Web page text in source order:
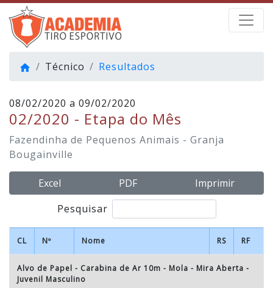
home Técnico Resultados
08/02/2020 a 09/02/2020
02/2020 - Etapa do Mês
Fazendinha de Pequenos Animais - Granja
Bougainville
Excel PDF
Imprimir
Pesquisar
CL Nº Nome RS RF
Alvo de Papel - Carabina de Ar 10m - Mola - Mira Aberta -
Juvenil Masculino